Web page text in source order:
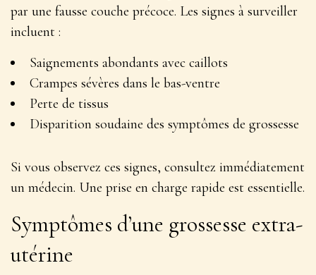
par une fausse couche précoce. Les signes à surveiller
incluent :
Saignements abondants avec caillots
Crampes sévères dans le bas-ventre
Perte de tissus
Disparition soudaine des symptômes de grossesse
Si vous observez ces signes, consultez immédiatement
un médecin. Une prise en charge rapide est essentielle.
Symptômes d’une grossesse extra-
utérine